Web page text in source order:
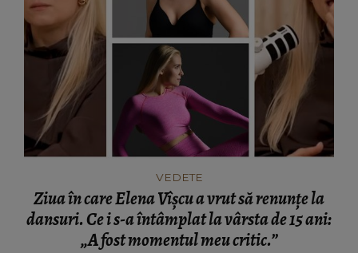
VEDETE
Ziua în care Elena Vîșcu a vrut să renunțe la
dansuri. Ce i s-a întâmplat la vârsta de 15 ani:
„A fost momentul meu critic.”